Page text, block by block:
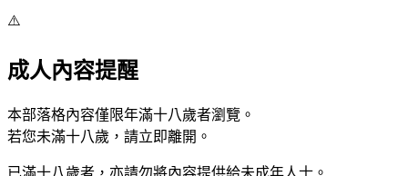
⚠️
成人內容提醒
本部落格內容僅限年滿十八歲者瀏覽。
若您未滿十八歲，請立即離開。
已滿十八歲者，亦請勿將內容提供給未成年人士。